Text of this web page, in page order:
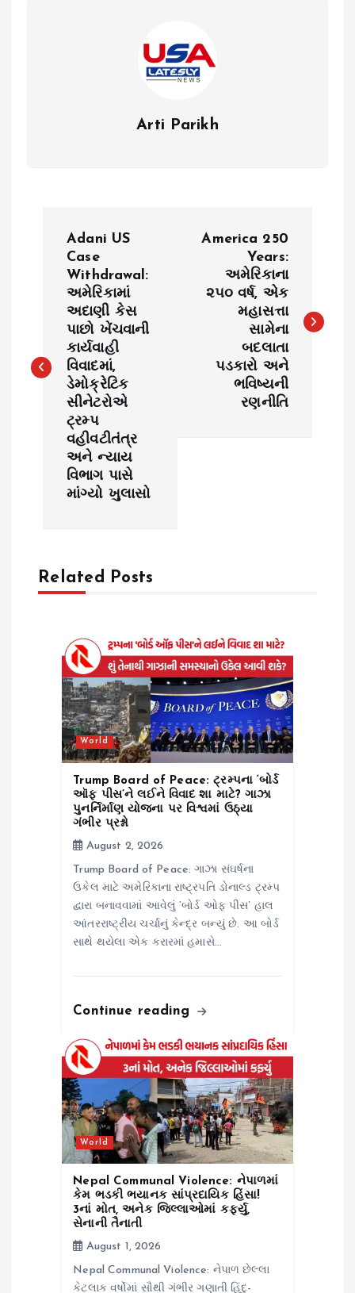
Arti Parikh
n
a
Adani US
Case
Withdrawal:
અમેરિકામાં
અદાણી કેસ
પાછો ખેંચવાની
કાર્યવાહી
વિવાદમાં,
ડેમોક્રેટિક
સીનેટરોએ
ટ્રમ્પ
વહીવટીતંત્ર
અને ન્યાય
વિભાગ પાસે
માંગ્યો ખુલાસો
America 250
Years:
અમેરિકાના
૨૫૦ વર્ષ, એક
મહાસત્તા
સામેના
બદલાતા
પડકારો અને
ભવિષ્યની
રણનીતિ
Related Posts
World
Trump Board of Peace: ટ્રમ્પના ‘બોર્ડ
ઑફ પીસ’ને લઈને વિવાદ શા માટે? ગાઝા
પુનર્નિર્માણ યોજના પર વિશ્વમાં ઉઠ્યા
ગંભીર પ્રશ્નો
August 2, 2026
Trump Board of Peace: ગાઝા સંઘર્ષના
ઉકેલ માટે અમેરિકાના રાષ્ટ્રપતિ ડોનાલ્ડ ટ્રમ્પ
દ્વારા બનાવવામાં આવેલું ‘બોર્ડ ઓફ પીસ’ હાલ
આંતરરાષ્ટ્રીય ચર્ચાનું કેન્દ્ર બન્યું છે. આ બોર્ડ
સાથે થયેલા એક કરારમાં હમાસે…
Continue reading
World
Nepal Communal Violence: નેપાળમાં
કેમ ભડકી ભયાનક સાંપ્રદાયિક હિંસા!
3નાં મોત, અનેક જિલ્લાઓમાં કર્ફ્યુ,
સેનાની તૈનાતી
August 1, 2026
Nepal Communal Violence: નેપાળ છેલ્લા
કેટલાક વર્ષોમાં સૌથી ગંભીર ગણાતી હિંદુ-